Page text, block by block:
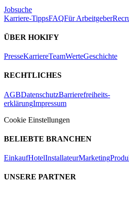
Jobsuche
Karriere-TippsFAQFür Arbeitgeber
ÜBER HOKIFY
PresseKarriereTeamWerteGeschichte
RECHTLICHES
AGBDatenschutzBarrierefreiheits-
erklärungImpressum
Cookie Einstellungen
BELIEBTE BRANCHEN
EinkaufHotelInstallateurMarketing
UNSERE PARTNER